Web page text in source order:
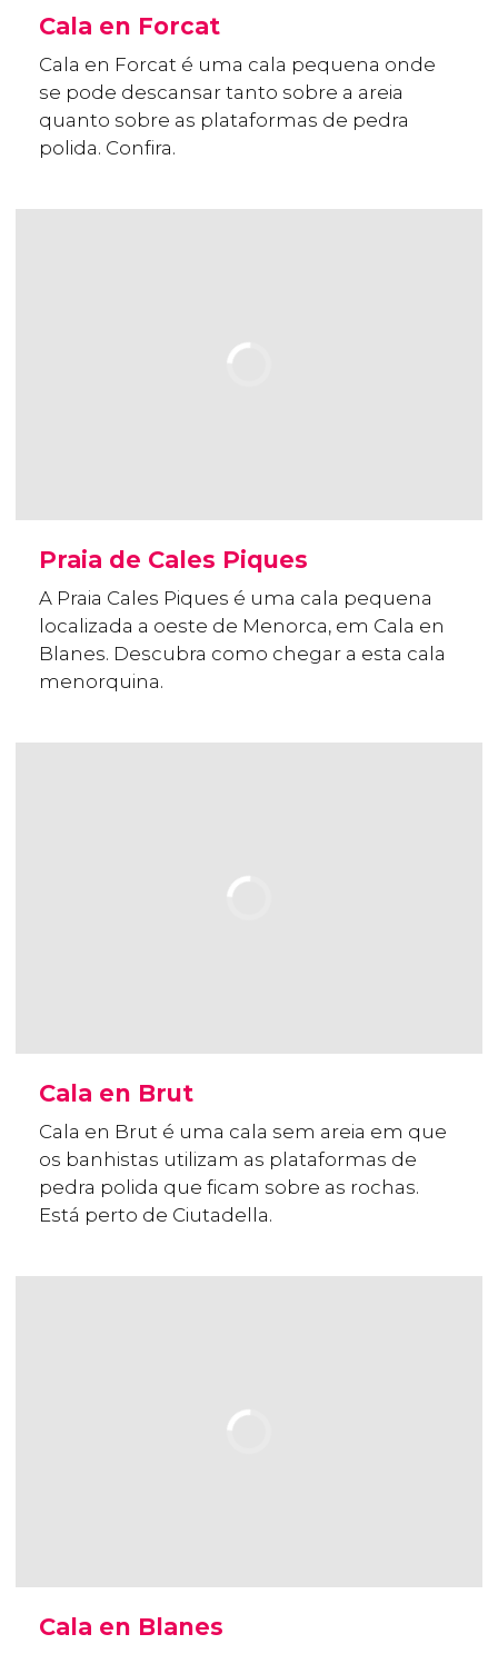
Cala en Forcat
Cala en Forcat é uma cala pequena onde
se pode descansar tanto sobre a areia
quanto sobre as plataformas de pedra
polida. Confira.
Praia de Cales Piques
A Praia Cales Piques é uma cala pequena
localizada a oeste de Menorca, em Cala en
Blanes. Descubra como chegar a esta cala
menorquina.
Cala en Brut
Cala en Brut é uma cala sem areia em que
os banhistas utilizam as plataformas de
pedra polida que ficam sobre as rochas.
Está perto de Ciutadella.
Cala en Blanes